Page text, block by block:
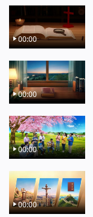
00:00
00:00
00:00
00:00